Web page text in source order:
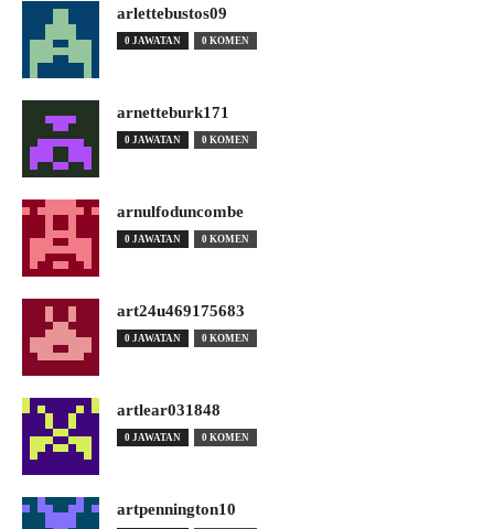
arlettebustos09
0 JAWATAN 0 KOMEN
arnetteburk171
0 JAWATAN 0 KOMEN
arnulfoduncombe
0 JAWATAN 0 KOMEN
art24u469175683
0 JAWATAN 0 KOMEN
artlear031848
0 JAWATAN 0 KOMEN
artpennington10